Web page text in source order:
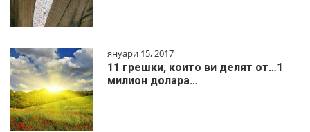
януари 15, 2017
11 грешки, които ви делят от…1
милиoн дoлapa…